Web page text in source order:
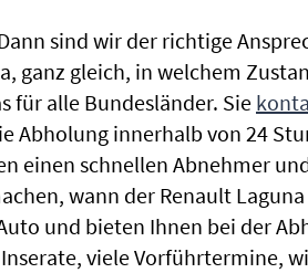
sind wir der richtige
ganz gleich, in welchem
für alle Bundesländer. Sie
Abholung innerhalb von 24
einen schnellen Abnehmer
wann der Renault
und bieten Ihnen bei der
viele Vorführtermine,